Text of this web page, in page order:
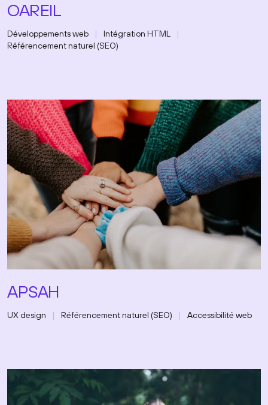
OAREIL
Développements web
Intégration HTML
Référencement naturel (SEO)
APSAH
UX design Référencement naturel (SEO) Accessibilité web